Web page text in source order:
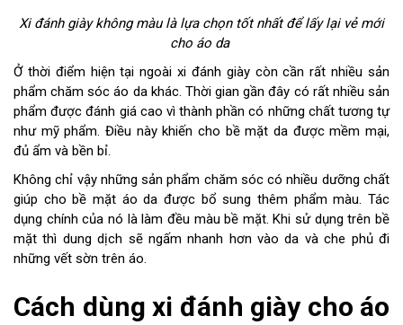
Xi đánh giày không màu là lựa chọn tốt nhất để lấy lại vẻ mới
cho áo da
Ở thời điểm hiện tại ngoài xi đánh giày còn cần rất nhiều sản
phẩm chăm sóc áo da khác. Thời gian gần đây có rất nhiều sản
phẩm được đánh giá cao vì thành phần có những chất tương tự
như mỹ phẩm. Điều này khiến cho bề mặt da được mềm mại,
đủ ẩm và bền bỉ.
Không chỉ vậy những sản phẩm chăm sóc có nhiều dưỡng chất
giúp cho bề mặt áo da được bổ sung thêm phẩm màu. Tác
dụng chính của nó là làm đều màu bề mặt. Khi sử dụng trên bề
mặt thì dung dịch sẽ ngấm nhanh hơn vào da và che phủ đi
những vết sờn trên áo.
Cách dùng xi đánh giày cho áo